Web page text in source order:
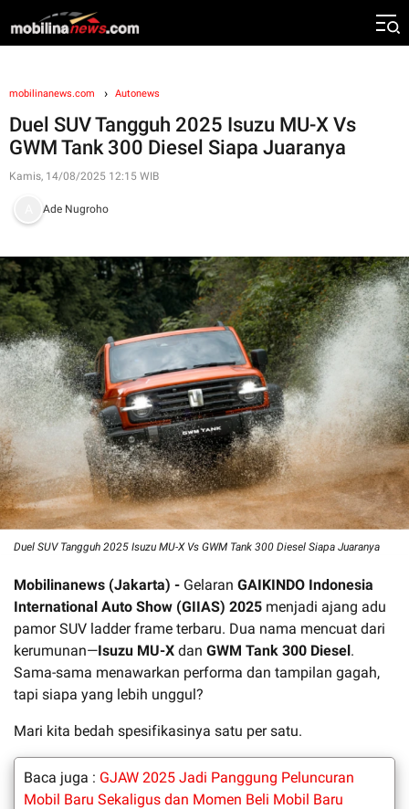
mobilinanews.com Autonews
Duel SUV Tangguh 2025 Isuzu MU-X Vs
GWM Tank 300 Diesel Siapa Juaranya
Kamis, 14/08/2025 12:15 WIB
Ade Nugroho
Duel SUV Tangguh 2025 Isuzu MU-X Vs GWM Tank 300 Diesel Siapa Juaranya
Mobilinanews (Jakarta) - Gelaran GAIKINDO Indonesia
International Auto Show (GIIAS) 2025 menjadi ajang adu
pamor SUV ladder frame terbaru. Dua nama mencuat dari
kerumunan—Isuzu MU-X dan GWM Tank 300 Diesel.
Sama-sama menawarkan performa dan tampilan gagah,
tapi siapa yang lebih unggul?
Mari kita bedah spesifikasinya satu per satu.
Baca juga : GJAW 2025 Jadi Panggung Peluncuran
Mobil Baru Sekaligus dan Momen Beli Mobil Baru